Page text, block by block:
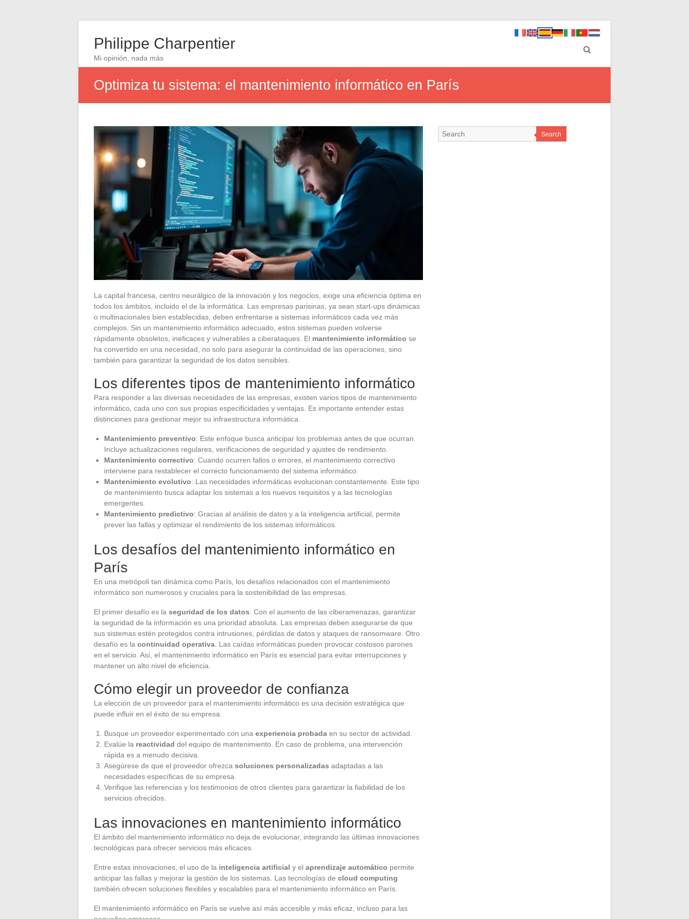
Philippe Charpentier
Mi opinión, nada más
Optimiza tu sistema: el mantenimiento informático en París
La capital francesa, centro neurálgico de la innovación y los negocios, exige una eficiencia óptima en
todos los ámbitos, incluido el de la informática. Las empresas parisinas, ya sean start-ups dinámicas
o multinacionales bien establecidas, deben enfrentarse a sistemas informáticos cada vez más
complejos. Sin un mantenimiento informático adecuado, estos sistemas pueden volverse
rápidamente obsoletos, ineficaces y vulnerables a ciberataques. El mantenimiento informático se
ha convertido en una necesidad, no solo para asegurar la continuidad de las operaciones, sino
también para garantizar la seguridad de los datos sensibles.
Los diferentes tipos de mantenimiento informático
Para responder a las diversas necesidades de las empresas, existen varios tipos de mantenimiento
informático, cada uno con sus propias especificidades y ventajas. Es importante entender estas
distinciones para gestionar mejor su infraestructura informática.
Mantenimiento preventivo: Este enfoque busca anticipar los problemas antes de que ocurran.
Incluye actualizaciones regulares, verificaciones de seguridad y ajustes de rendimiento.
Mantenimiento correctivo: Cuando ocurren fallos o errores, el mantenimiento correctivo
interviene para restablecer el correcto funcionamiento del sistema informático.
Mantenimiento evolutivo: Las necesidades informáticas evolucionan constantemente. Este tipo
de mantenimiento busca adaptar los sistemas a los nuevos requisitos y a las tecnologías
emergentes.
Mantenimiento predictivo: Gracias al análisis de datos y a la inteligencia artificial, permite
prever las fallas y optimizar el rendimiento de los sistemas informáticos.
Los desafíos del mantenimiento informático en
París
En una metrópoli tan dinámica como París, los desafíos relacionados con el mantenimiento
informático son numerosos y cruciales para la sostenibilidad de las empresas.
El primer desafío es la seguridad de los datos . Con el aumento de las ciberamenazas, garantizar
la seguridad de la información es una prioridad absoluta. Las empresas deben asegurarse de que
sus sistemas estén protegidos contra intrusiones, pérdidas de datos y ataques de ransomware. Otro
desafío es la continuidad operativa . Las caídas informáticas pueden provocar costosos parones
en el servicio. Así, el mantenimiento informático en París es esencial para evitar interrupciones y
mantener un alto nivel de eficiencia.
Cómo elegir un proveedor de confianza
La elección de un proveedor para el mantenimiento informático es una decisión estratégica que
puede influir en el éxito de su empresa.
Busque un proveedor experimentado con una experiencia probada en su sector de actividad.
Evalúe la reactividad del equipo de mantenimiento. En caso de problema, una intervención
rápida es a menudo decisiva.
Asegúrese de que el proveedor ofrezca soluciones personalizadas adaptadas a las
necesidades específicas de su empresa.
Verifique las referencias y los testimonios de otros clientes para garantizar la fiabilidad de los
servicios ofrecidos.
Las innovaciones en mantenimiento informático
El ámbito del mantenimiento informático no deja de evolucionar, integrando las últimas innovaciones
tecnológicas para ofrecer servicios más eficaces.
Entre estas innovaciones, el uso de la inteligencia artificial y el aprendizaje automático permite
anticipar las fallas y mejorar la gestión de los sistemas. Las tecnologías de cloud computing
también ofrecen soluciones flexibles y escalables para el mantenimiento informático en París.
El mantenimiento informático en París se vuelve así más accesible y más eficaz, incluso para las
Search